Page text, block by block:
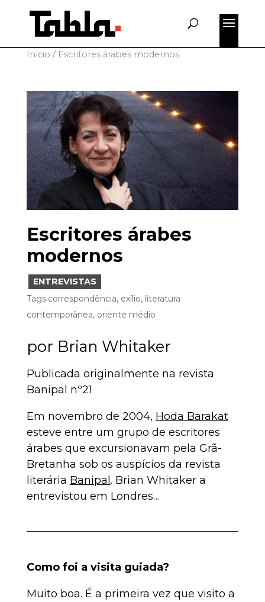
Início / Escritores árabes modernos
Escritores árabes
modernos
ENTREVISTAS
Tags:correspondência, exílio, literatura
contemporânea, oriente médio
por Brian Whitaker
Publicada originalmente na revista
Banipal nº21
Em novembro de 2004, Hoda Barakat
esteve entre um grupo de escritores
árabes que excursionavam pela Grã-
Bretanha sob os auspícios da revista
literária Banipal . Brian Whitaker a
entrevistou em Londres…
Como foi a visita guiada?
Muito boa. É a primeira vez que visito a